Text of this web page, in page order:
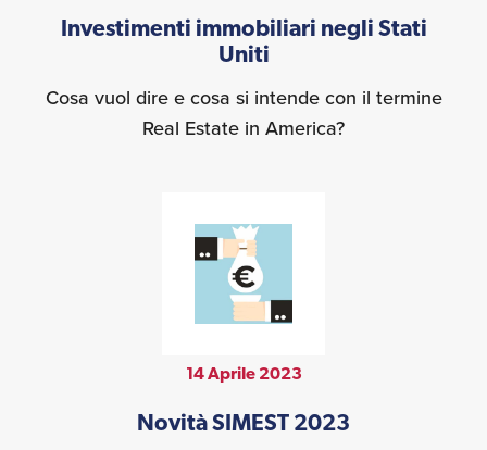
Investimenti immobiliari negli Stati
Uniti
Cosa vuol dire e cosa si intende con il termine
Real Estate in America?
14 Aprile 2023
Novità SIMEST 2023